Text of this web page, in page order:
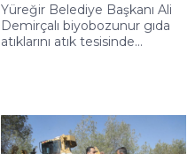
Yüreğir Belediye Başkanı Ali
Demirçalı biyobozunur gıda
atıklarını atık tesisinde...